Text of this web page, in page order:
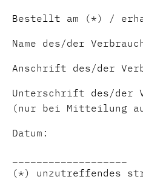
Bestellt am (*) /
Name des/der
Anschrift des/der
Unterschrift des/der
(nur bei Mitteilung
Datum:
(*) unzutreffendes